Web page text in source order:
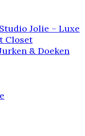
Jolie – Luxe
Closet
& Doeken